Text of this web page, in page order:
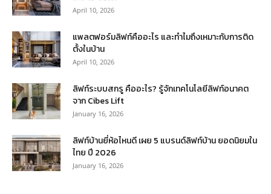
April 10, 2026
แพลตฟอร์มลิฟท์คืออะไร และทำไมถึงเหมาะกับการติด
ตั้งในบ้าน
April 10, 2026
ลิฟท์ระบบสกรู คืออะไร? รู้จักเทคโนโลยีลิฟท์อนาคต
จาก Cibes Lift
January 16, 2026
ลิฟท์บ้านยี่ห้อไหนดี เผย 5 แบรนด์ลิฟท์บ้าน ยอดนิยมใน
ไทย ปี 2026
January 16, 2026